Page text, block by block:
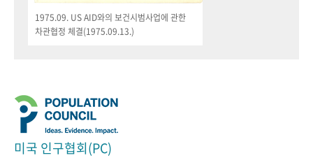
1975.09. US AID와의 보건시범사업에 관한
차관협정 체결(1975.09.13.)
미국 인구협회(PC)